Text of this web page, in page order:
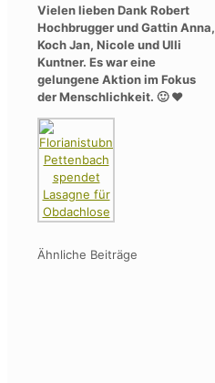
Vielen lieben Dank Robert
Hochbrugger und Gattin Anna,
Koch Jan, Nicole und Ulli
Kuntner. Es war eine
gelungene Aktion im Fokus
der Menschlichkeit. 🙂 ❤
Ähnliche Beiträge